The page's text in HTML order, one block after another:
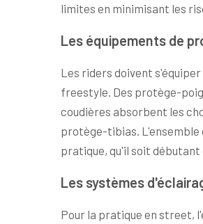
limites en minimisant les
Les équipements de
Les riders doivent
freestyle. Des protège-
coudières absorbent les
protège-tibias. L'ensemble
pratique, qu'il soit débutant
Les systèmes
Pour la pratique en street,